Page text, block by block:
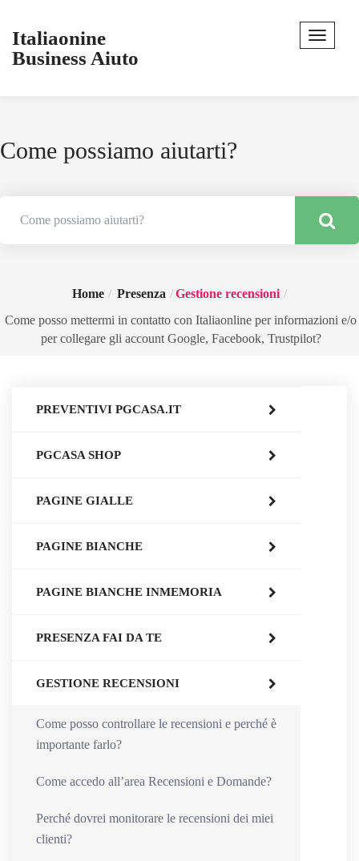
Italiaonine
Business Aiuto
Come possiamo aiutarti?
Home Presenza
Gestione recensioni
Come posso mettermi in contatto con Italiaonline per informazioni e/o
per collegare gli account Google, Facebook, Trustpilot?
PREVENTIVI PGCASA.IT
PGCASA SHOP
PAGINE GIALLE
PAGINE BIANCHE
PAGINE BIANCHE INMEMORIA
PRESENZA FAI DA TE
GESTIONE RECENSIONI
Come posso controllare le recensioni e perché è
importante farlo?
Come accedo all’area Recensioni e Domande?
Perché dovrei monitorare le recensioni dei miei
clienti?